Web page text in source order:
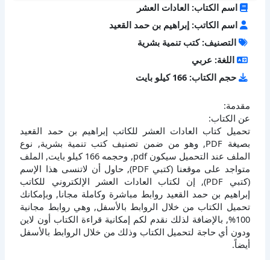
اسم الكتاب: العادات العشر
اسم الكاتب: إبراهيم بن حمد القعيد
التصنيف: كتب تنمية بشرية
اللغة: عربي
حجم الكتاب: 166 كيلو بايت
مقدمة:
عن الكتاب:
تحميل كتاب العادات العشر للكاتب إبراهيم بن حمد القعيد
بصيغة PDF, وهو من ضمن تصنيف كتب تنمية بشرية, نوع
الملف عند التحميل سيكون pdf, وحجمه 166 كيلو بايت, الملف
متواجد على موقعنا (كتبي PDF), حاول أن لاتنسى هذا الإسم
(كتبي PDF), إن لكتاب العادات العشر الإلكتروني للكاتب
إبراهيم بن حمد القعيد روابط مباشرة وكاملة مجانا, وبإمكانك
تحميل الكتاب من خلال الروابط بالأسفل, وهي روابط مجانية
100%, بالإضافة لذلك نقدم لكم إمكانية قراءة الكتاب أون لاين
ودون أي حاجة لتحميل الكتاب وذلك من خلال الروابط بالأسفل
أيضاً.